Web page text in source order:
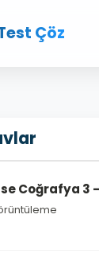
Çöz
Coğrafya 3 –